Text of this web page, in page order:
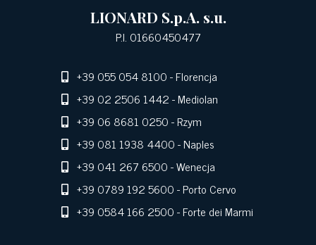
LIONARD S.p.A. s.u.
P.I. 01660450477
+39 055 054 8100- Florencja
+39 02 2506 1442- Mediolan
+39 06 8681 0250- Rzym
+39 081 1938 4400- Naples
+39 041 267 6500- Wenecja
+39 0789 192 5600- Porto Cervo
+39 0584 166 2500- Forte dei Marmi